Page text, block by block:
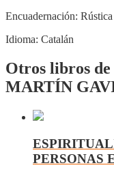
Encuadernación: Rústica
Idioma: Catalán
Otros libros
MARTÍN
PERSONAS